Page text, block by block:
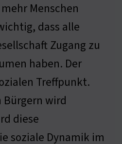
Menschen
dass alle
Zugang zu
haben. Der
Treffpunkt.
Bürgern wird
diese
soziale Dynamik im